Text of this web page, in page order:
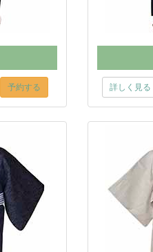
予約する 詳しく見る